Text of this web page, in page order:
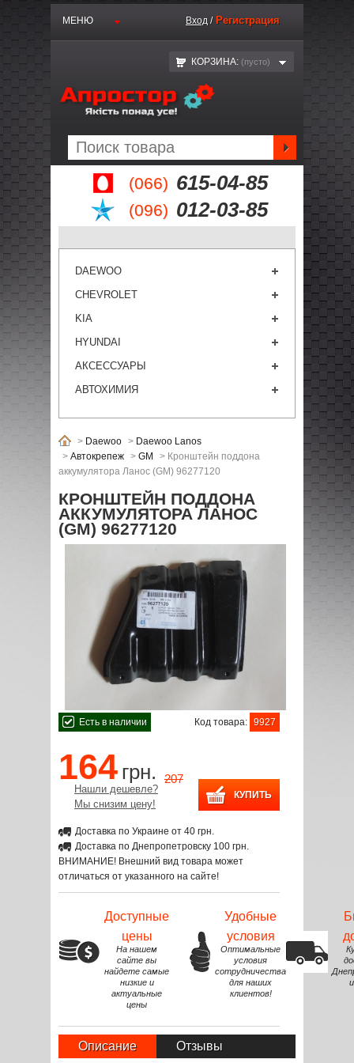
(066) 615-04-85
(096) 012-03-85
МЕНЮ Вход / Регистрация
КОРЗИНА: (пустo)
DAEWOO
CHEVROLET
KIA
HYUNDAI
АКСЕССУАРЫ
АВТОХИМИЯ
> Daewoo > Daewoo Lanos
> Автокрепеж > GM > Кронштейн поддона
аккумулятора Ланос (GM) 96277120
КРОНШТЕЙН ПОДДОНА
АККУМУЛЯТОРА ЛАНОС
(GM) 96277120
Есть в наличии Код товара: 9927
164 грн. 207
Нашли дешевле?
Мы снизим цену!
Доставка по Украине от 40 грн.
Доставка по Днепропетровску 100 грн.
ВНИМАНИЕ! Внешний вид товара может
отличаться от указанного на сайте!
Доступные
цены
На нашем
сайте вы
найдете самые
низкие и
актуальные
цены
Удобные
условия
Оптимальные
условия
сотрудничества
для наших
клиентов!
Описание Отзывы